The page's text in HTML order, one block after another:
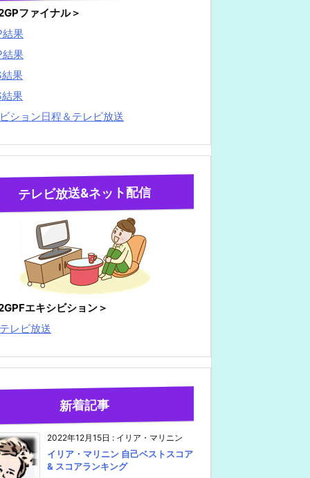
ファイナル＞
結果
結果
果
果
ション日程＆テレビ放送
テレビ放送&ネット配信
エキシビション＞
レビ放送
新着記事
2022年12月15日 : イリア・マリニン
イリア・マリニン 自己ベストスコア
& スコアランキング